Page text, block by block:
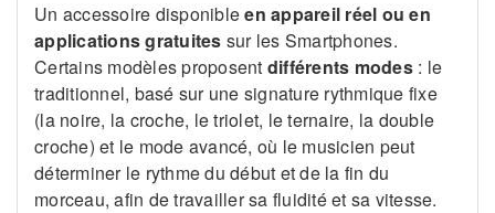
Un accessoire disponibleen appareil réel ou en
applications gratuites sur les Smartphones.
Certains modèles proposent différents modes: le
traditionnel, basé sur une signature rythmique fixe
(la noire, la croche, le triolet, le ternaire, la double
croche) et le mode avancé, où le musicien peut
déterminer le rythme du début et de la fin du
morceau, afin de travailler sa fluidité et sa vitesse.